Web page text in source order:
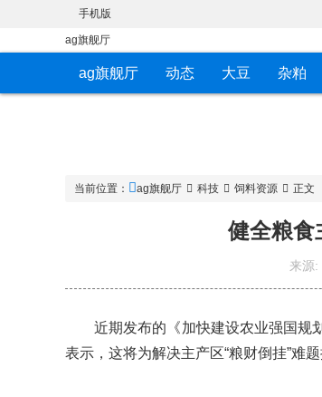
手机版
ag旗舰厅
ag旗舰厅 动态 大豆 杂粕
当前位置： ag旗舰厅 科技 饲料资源 正文
健全粮食
来源:
近期发布的《加快建设农业强国
表示，这将为解决主产区“粮财倒挂”难